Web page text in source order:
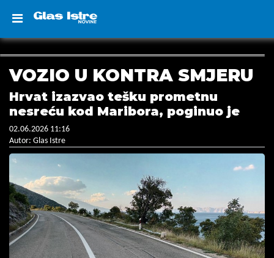
VOZIO U KONTRA SMJERU
Hrvat izazvao tešku prometnu
nesreću kod Maribora, poginuo je
02.06.2026 11:16
Autor: Glas Istre